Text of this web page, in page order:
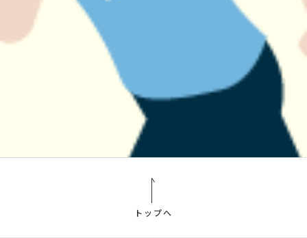
トップへ